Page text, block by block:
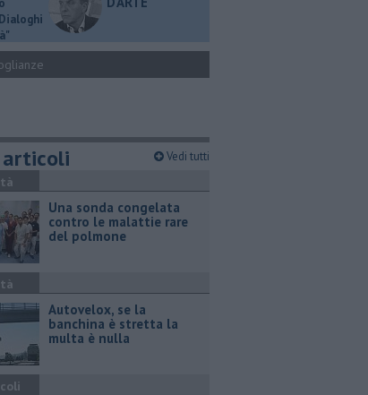
Vedi tutti
Una sonda congelata
contro le malattie rare
del polmone
Autovelox, se la
banchina è stretta la
multa è nulla